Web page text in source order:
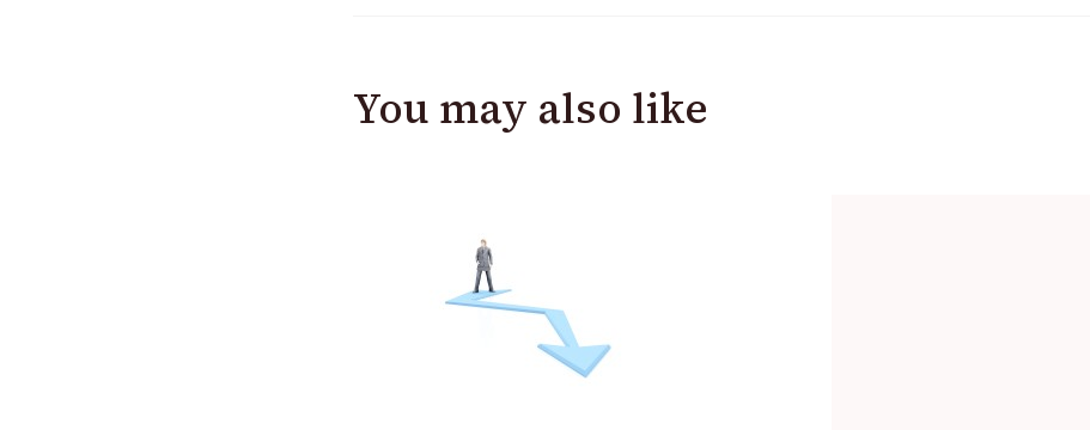
You may also like